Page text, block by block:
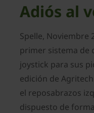
Adiós al
Spelle, Noviembre
primer sistema de
joystick para sus
edición de
el reposabrazos
dispuesto de